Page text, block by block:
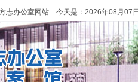
志办公室网站 今天是： 2026年08月07